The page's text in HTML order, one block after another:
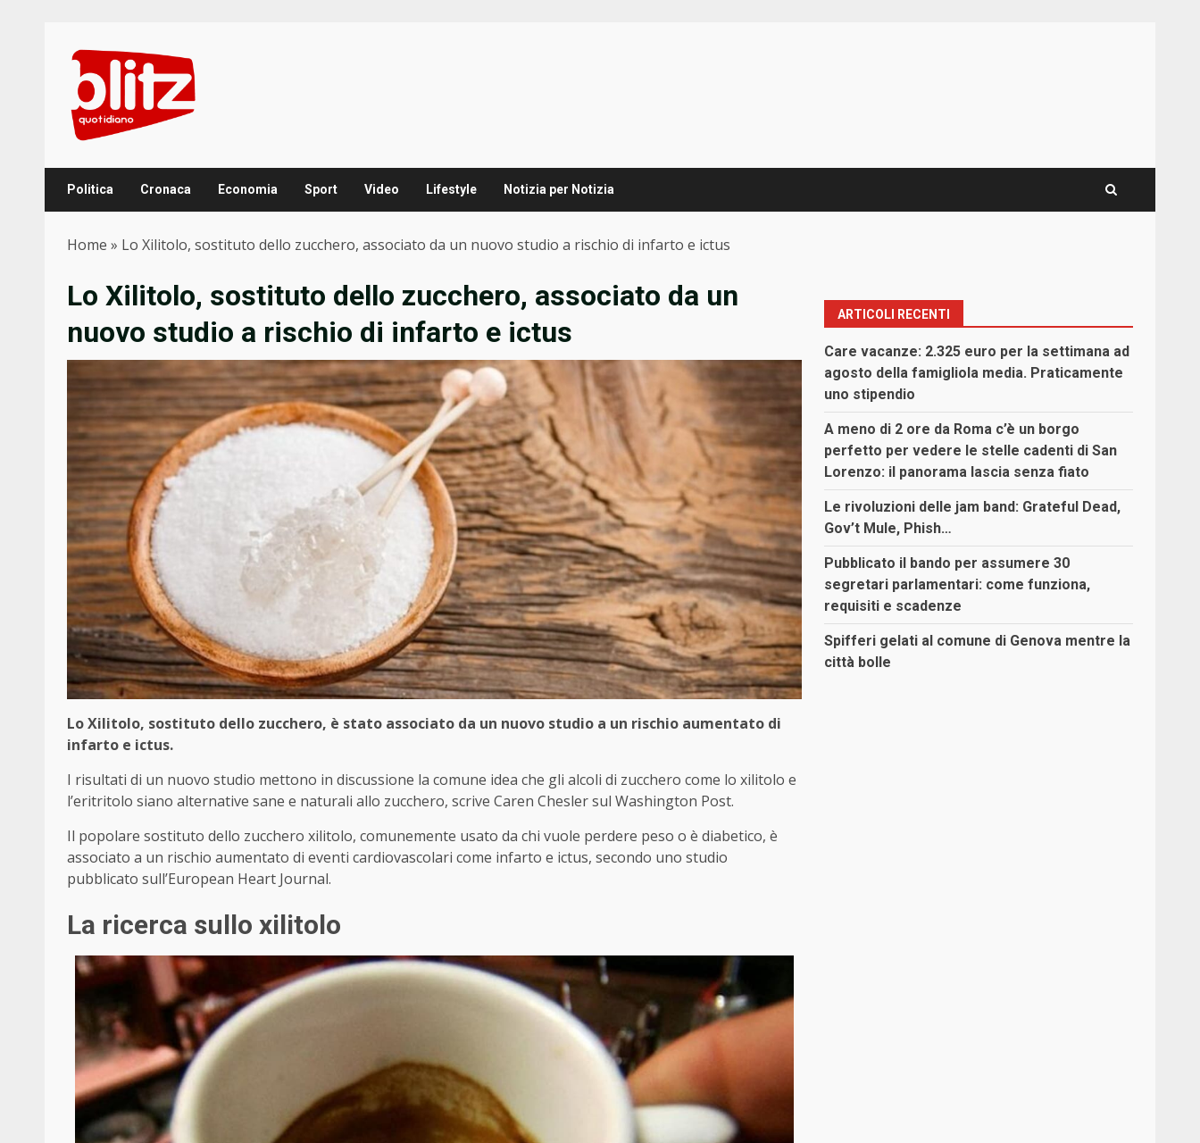
content
Politica Cronaca Economia Sport Video Lifestyle Notizia per Notizia
Home » Lo Xilitolo, sostituto dello zucchero, associato da un nuovo studio a rischio di infarto e ictus
Lo Xilitolo, sostituto dello zucchero, associato da un
nuovo studio a rischio di infarto e ictus
Lo Xilitolo, sostituto dello zucchero, è stato associato da un nuovo studio a un rischio aumentato di
infarto e ictus.
I risultati di un nuovo studio mettono in discussione la comune idea che gli alcoli di zucchero come lo xilitolo e
l’eritritolo siano alternative sane e naturali allo zucchero, scrive Caren Chesler sul Washington Post.
Il popolare sostituto dello zucchero xilitolo, comunemente usato da chi vuole perdere peso o è diabetico, è
associato a un rischio aumentato di eventi cardiovascolari come infarto e ictus, secondo uno studio
pubblicato sull’European Heart Journal.
La ricerca sullo xilitolo
ARTICOLI RECENTI
Care vacanze: 2.325 euro per la settimana ad
agosto della famigliola media. Praticamente
uno stipendio
A meno di 2 ore da Roma c’è un borgo
perfetto per vedere le stelle cadenti di San
Lorenzo: il panorama lascia senza fiato
Le rivoluzioni delle jam band: Grateful Dead,
Gov’t Mule, Phish…
Pubblicato il bando per assumere 30
segretari parlamentari: come funziona,
requisiti e scadenze
Spifferi gelati al comune di Genova mentre la
città bolle